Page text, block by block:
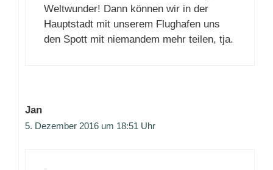
Weltwunder! Dann können wir in der
Hauptstadt mit unserem Flughafen uns
den Spott mit niemandem mehr teilen, tja.
Jan
5. Dezember 2016 um 18:51 Uhr